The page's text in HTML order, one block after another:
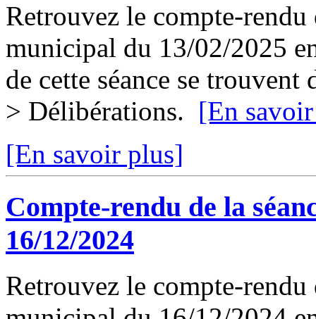
Retrouvez le compte-rendu
municipal du 13/02/2025
de cette séance se
> Délibérations. [En
[En savoir plus]
Compte-rendu de la
16/12/2024
Retrouvez le compte-rendu